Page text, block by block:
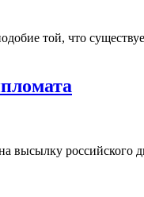
той, что
высылку